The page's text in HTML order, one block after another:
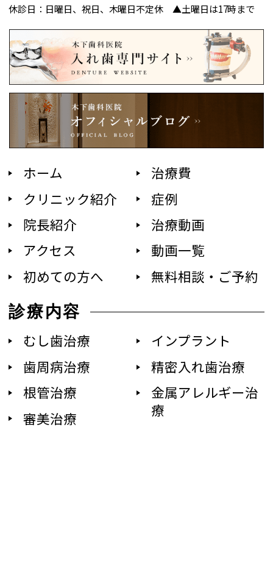
休診日：日曜日、祝日、木曜日不定休 ▲土曜日は17時まで
ホーム
クリニック紹介
院長紹介
アクセス
初めての方へ
治療費
症例
治療動画
動画一覧
無料相談・ご予約
診療内容
むし歯治療
歯周病治療
根管治療
審美治療
インプラント
精密入れ歯治療
金属アレルギー治
療